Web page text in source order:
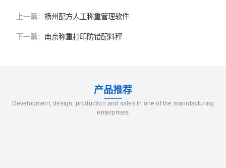
上一篇： 扬州配方人工称重管理软件
下一篇： 南京称重打印防错配料秤
产品推荐
Development, design, production and sales in one of the manufacturing
enterprises